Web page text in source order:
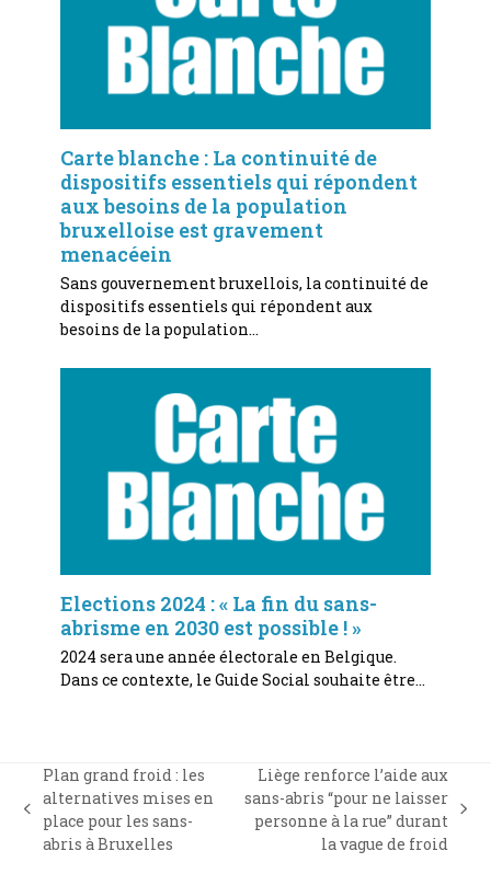
Carte blanche : La continuité de
dispositifs essentiels qui répondent
aux besoins de la population
bruxelloise est gravement
menacéein
Sans gouvernement bruxellois, la continuité de
dispositifs essentiels qui répondent aux
besoins de la population…
Elections 2024 : « La fin du sans-
abrisme en 2030 est possible ! »
2024 sera une année électorale en Belgique.
Dans ce contexte, le Guide Social souhaite être…
previous
post:
Plan grand froid : les
alternatives mises en
place pour les sans-
abris à Bruxelles
next
Liège renforce l’aide aux
sans-abris “pour ne laisser
personne à la rue” durant
la vague de froid